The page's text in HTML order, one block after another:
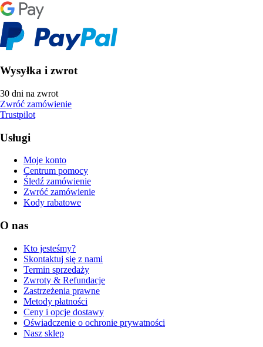
Wysyłka i zwrot
30 dni na zwrot
Zwróć zamówienie
Trustpilot
Usługi
Moje konto
Centrum pomocy
Śledź zamówienie
Zwróć zamówienie
Kody rabatowe
O nas
Kto jesteśmy?
Skontaktuj się z nami
Termin sprzedaży
Zwroty & Refundacje
Zastrzeżenia prawne
Metody płatności
Ceny i opcje dostawy
Oświadczenie o ochronie prywatności
Nasz sklep